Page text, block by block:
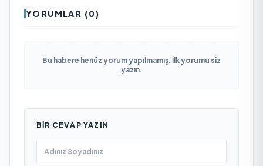
YORUMLAR (0)
Bu habere henüz yorum yapılmamış. İlk yorumu siz
yazın.
BIR CEVAP YAZIN